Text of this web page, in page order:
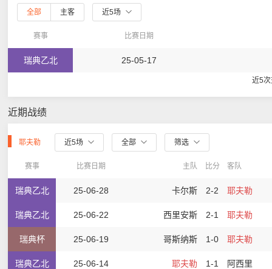
全部 主客 近5场
赛事 比赛日期
瑞典乙北 25-05-17
近5
近期战绩
耶夫勒 近5场 全部 筛选
赛事 比赛日期 主队 比分 客队
瑞典乙北 25-06-28 卡尔斯 2-2 耶夫勒
瑞典乙北 25-06-22 西里安斯 2-1 耶夫勒
瑞典杯 25-06-19 哥斯纳斯 1-0 耶夫勒
瑞典乙北 25-06-14 耶夫勒 1-1 阿西里